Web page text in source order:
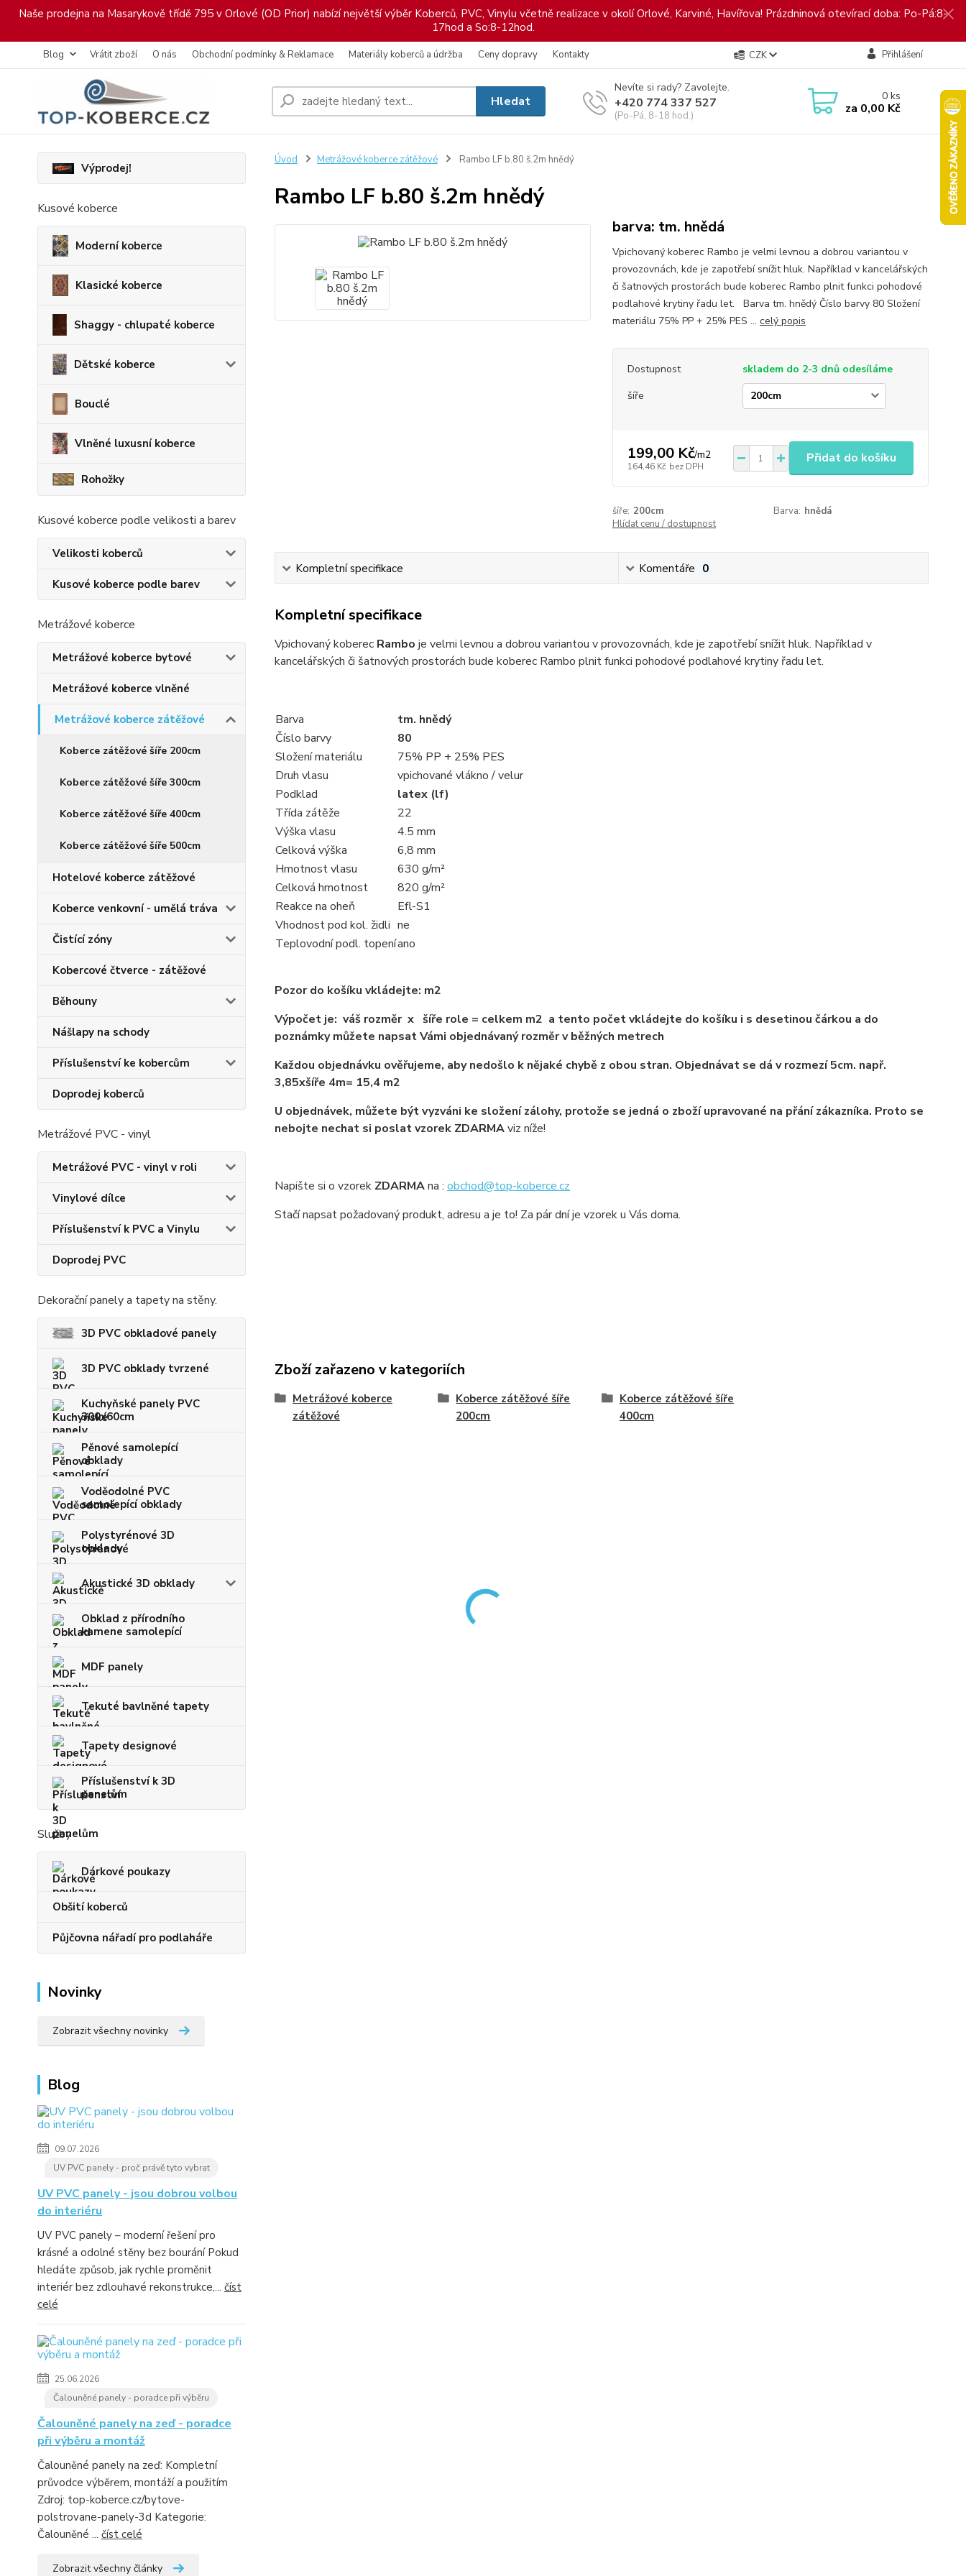
Naše prodejna na Masarykově třídě 795 v Orlové (OD Prior) nabízí největší výběr Koberců, PVC, Vinylu včetně realizace v okolí Orlové, Karviné, Havířova! Prázdninová otevírací doba: Po-Pá:8-
17hod a So:8-12hod.
Blog Vrátit zboží O nás Obchodní podmínky & Reklamace Materiály koberců a údržba Ceny dopravy Kontakty CZK Přihlášení
Hledat
Nevíte si rady? Zavolejte.
+420 774 337 527
(Po-Pá, 8-18 hod.)
0ks
za 0,00 Kč
Výprodej!
Kusové koberce
Moderní koberce
Klasické koberce
Shaggy - chlupaté koberce
Dětské koberce
Bouclé
Vlněné luxusní koberce
Rohožky
Kusové koberce podle velikosti a barev
Velikosti koberců
Kusové koberce podle barev
Metrážové koberce
Metrážové koberce bytové
Metrážové koberce vlněné
Metrážové koberce zátěžové
Koberce zátěžové šíře 200cm
Koberce zátěžové šíře 300cm
Koberce zátěžové šíře 400cm
Koberce zátěžové šíře 500cm
Hotelové koberce zátěžové
Koberce venkovní - umělá tráva
Čistící zóny
Kobercové čtverce - zátěžové
Běhouny
Nášlapy na schody
Příslušenství ke kobercům
Doprodej koberců
Metrážové PVC - vinyl
Metrážové PVC - vinyl v roli
Vinylové dílce
Příslušenství k PVC a Vinylu
Doprodej PVC
Dekorační panely a tapety na stěny.
3D PVC obkladové panely
3D PVC obklady tvrzené
Kuchyňské panely PVC
300x60cm
Pěnové samolepící
obklady
Voděodolné PVC
samolepící obklady
Polystyrénové 3D
obklady
Akustické 3D obklady
Obklad z přírodního
kamene samolepící
MDF panely
Tekuté bavlněné tapety
Tapety designové
Příslušenství k 3D
panelům
Služby
Dárkové poukazy
Obšití koberců
Půjčovna nářadí pro podlaháře
Novinky
Zobrazit všechny novinky
Blog
09.07.2026
UV PVC panely - proč právě tyto vybrat
UV PVC panely - jsou dobrou volbou
do interiéru
UV PVC panely – moderní řešení pro
krásné a odolné stěny bez bourání Pokud
hledáte způsob, jak rychle proměnit
interiér bez zdlouhavé rekonstrukce,... číst
celé
25.06.2026
Čalouněné panely - poradce při výběru
Čalouněné panely na zeď - poradce
při výběru a montáž
Čalouněné panely na zeď: Kompletní
průvodce výběrem, montáží a použitím
Zdroj: top-koberce.cz/bytove-
polstrovane-panely-3d Kategorie:
Čalouněné ... číst celé
Zobrazit všechny články
Úvod Metrážové koberce zátěžové Rambo LF b.80 š.2m hnědý
Rambo LF b.80 š.2m hnědý
barva: tm. hnědá
Vpichovaný koberec Rambo je velmi levnou a dobrou variantou v
provozovnách, kde je zapotřebí snížit hluk. Například v kancelářských
či šatnových prostorách bude koberec Rambo plnit funkci pohodové
podlahové krytiny řadu let. Barva tm. hnědý Číslo barvy 80 Složení
materiálu 75% PP + 25% PES ... celý popis
Dostupnost
skladem do 2-3 dnů odesíláme
šíře
199,00 Kč/m2
164,46 Kč bez DPH
Přidat do košíku
šíře: 200cm Barva: hnědá
Hlídat cenu / dostupnost
Kompletní specifikace Komentáře 0
Kompletní specifikace
Vpichovaný koberec Rambo je velmi levnou a dobrou variantou v provozovnách, kde je zapotřebí snížit hluk. Například v
kancelářských či šatnových prostorách bude koberec Rambo plnit funkci pohodové podlahové krytiny řadu let.
Barva
tm. hnědý
Číslo barvy
80
Složení materiálu
75% PP + 25% PES
Druh vlasu
vpichované vlákno / velur
Podklad
latex (lf)
Třída zátěže
22
Výška vlasu
4.5 mm
Celková výška
6,8 mm
Hmotnost vlasu
630 g/m²
Celková hmotnost
820 g/m²
Reakce na oheň
Efl-S1
Vhodnost pod kol. židli ne
Teplovodní podl. topeníano
Pozor do košíku vkládejte: m2
Výpočet je: váš rozměr x šíře role = celkem m2 a tento počet vkládejte do košíku i s desetinou čárkou a do
poznámky můžete napsat Vámi objednávaný rozměr v běžných metrech
Každou objednávku ověřujeme, aby nedošlo k nějaké chybě z obou stran. Objednávat se dá v rozmezí 5cm. např.
3,85xšíře 4m= 15,4 m2
U objednávek, můžete být vyzváni ke složení zálohy, protože se jedná o zboží upravované na přání zákazníka. Proto se
nebojte nechat si poslat vzorek ZDARMAviz níže!
Napište si o vzorek ZDARMAna : obchod@top-koberce.cz
Stačí napsat požadovaný produkt, adresu a je to! Za pár dní je vzorek u Vás doma.
Zboží zařazeno v kategoriích
Metrážové koberce
zátěžové
Koberce zátěžové šíře
200cm
Koberce zátěžové šíře
400cm